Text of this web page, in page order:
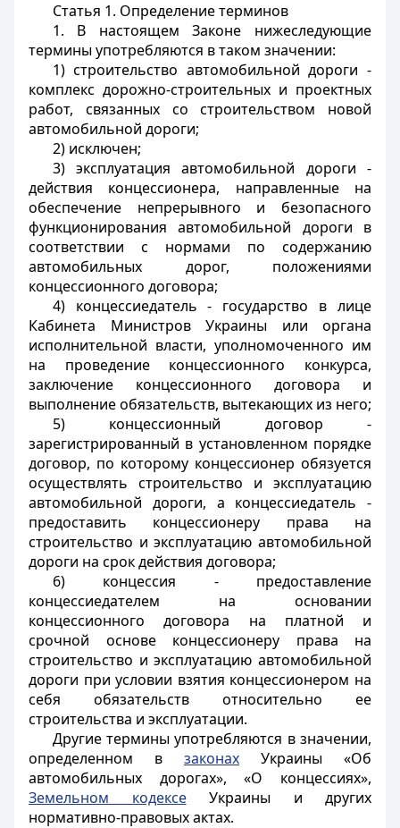
Статья 1. Определение терминов
1. В настоящем Законе нижеследующие
термины употребляются в таком значении:
1) строительство автомобильной дороги -
комплекс дорожно-строительных и проектных
работ, связанных со строительством новой
автомобильной дороги;
2) исключен;
3) эксплуатация автомобильной дороги -
действия концессионера, направленные на
обеспечение непрерывного и безопасного
функционирования автомобильной дороги в
соответствии с нормами по содержанию
автомобильных дорог, положениями
концессионного договора;
4) концессиедатель - государство в лице
Кабинета Министров Украины или органа
исполнительной власти, уполномоченного им
на проведение концессионного конкурса,
заключение концессионного договора и
выполнение обязательств, вытекающих из него;
5) концессионный договор -
зарегистрированный в установленном порядке
договор, по которому концессионер обязуется
осуществлять строительство и эксплуатацию
автомобильной дороги, а концессиедатель -
предоставить концессионеру права на
строительство и эксплуатацию автомобильной
дороги на срок действия договора;
6) концессия - предоставление
концессиедателем на основании
концессионного договора на платной и
срочной основе концессионеру права на
строительство и эксплуатацию автомобильной
дороги при условии взятия концессионером на
себя обязательств относительно ее
строительства и эксплуатации.
Другие термины употребляются в значении,
определенном в законах Украины «Об
автомобильных дорогах», «О концессиях»,
Земельном кодексеУкраины и других
нормативно-правовых актах.